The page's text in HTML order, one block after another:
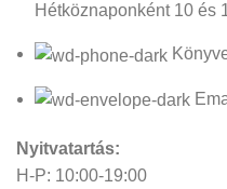
Hétköznaponként 10 és
Nyitvatartás:
H-P: 10:00-19:00